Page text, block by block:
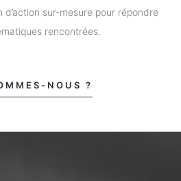
sur-mesure pour répondre
rencontrées.
NOUS ?